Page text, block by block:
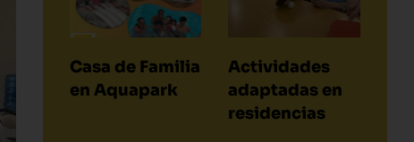
Casa de Familia
en Aquapark
Actividades
adaptadas en
residencias